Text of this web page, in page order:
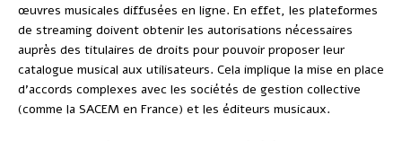
œuvres musicales diffusées en ligne. En effet, les plateformes
de streaming doivent obtenir les autorisations nécessaires
auprès des titulaires de droits pour pouvoir proposer leur
catalogue musical aux utilisateurs. Cela implique la mise en place
d’accords complexes avec les sociétés de gestion collective
(comme la SACEM en France) et les éditeurs musicaux.